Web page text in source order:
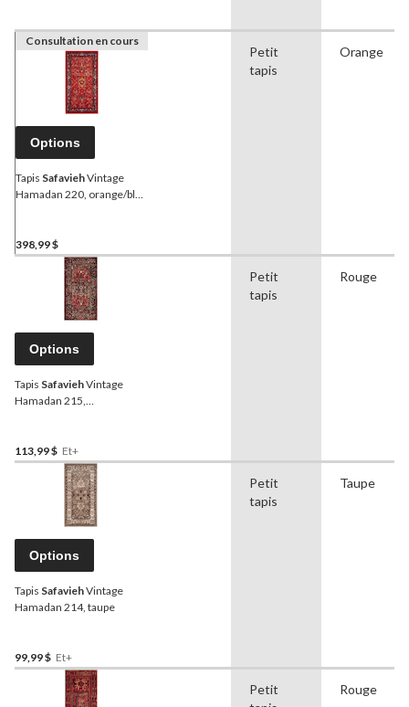
Consultation en cours
Options
Tapis SafaviehVintage
Hamadan 220, orange/bleu
398,99 $
Petit
tapis
Orange
Options
Tapis SafaviehVintage
Hamadan 215,
113,99 $ Et+
Petit
tapis
Rouge
Options
Tapis SafaviehVintage
Hamadan 214, taupe
99,99 $ Et+
Petit
tapis
Taupe
Petit
Rouge